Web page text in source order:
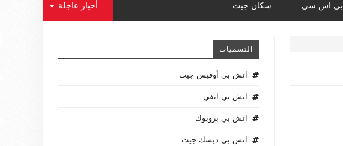
بي اس سي سكان جيت أخبار عاجلة
التسميات
اتش بي أوفيس جيت
اتش بي انفي
اتش بي بروبوك
اتش بي ديسك جيت